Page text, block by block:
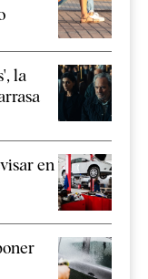
la
en